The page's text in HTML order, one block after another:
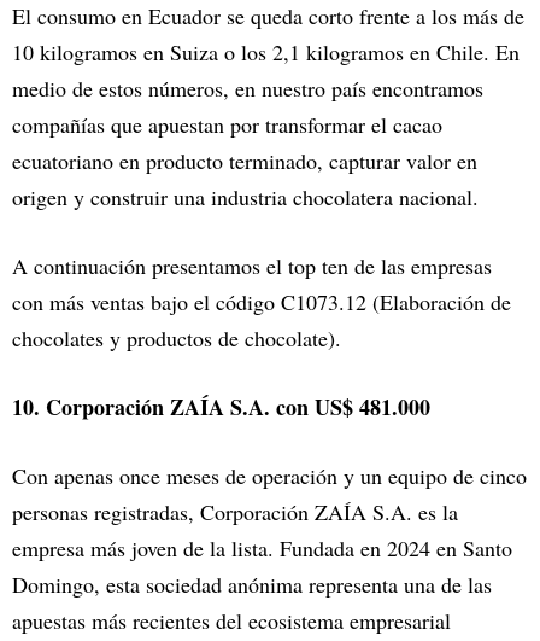
El consumo en Ecuador se queda corto frente a los más de
10 kilogramos en Suiza o los 2,1 kilogramos en Chile. En
medio de estos números, en nuestro país encontramos
compañías que apuestan por transformar el cacao
ecuatoriano en producto terminado, capturar valor en
origen y construir una industria chocolatera nacional.
A continuación presentamos el top ten de las empresas
con más ventas bajo el código C1073.12 (Elaboración de
chocolates y productos de chocolate).
10. Corporación ZAÍA S.A. con US$ 481.000
Con apenas once meses de operación y un equipo de cinco
personas registradas, Corporación ZAÍA S.A. es la
empresa más joven de la lista. Fundada en 2024 en Santo
Domingo, esta sociedad anónima representa una de las
apuestas más recientes del ecosistema empresarial